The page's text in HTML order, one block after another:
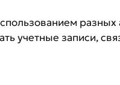
разных
учетные записи,